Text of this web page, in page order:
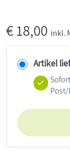
€18,00 inkl.
Artikel
Post/